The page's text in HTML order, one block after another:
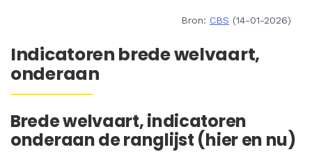
Bron: CBS (14-01-2026)
Indicatoren brede welvaart,
onderaan
Brede welvaart, indicatoren
onderaan de ranglijst (hier en nu)